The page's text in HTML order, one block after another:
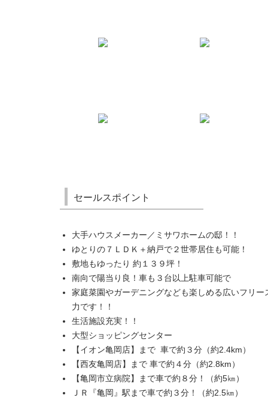
セールスポイント
大手ハウスメーカー／ミサワホームの邸！！
ゆとりの７ＬＤＫ＋納戸で２世帯居住も可能！
敷地もゆったり 約１３９坪！
南向で陽当り良！車も３台以上駐車可能で
家庭菜園やガーデニングなども楽しめる広いフリー
力です！！
生活施設充実！！
大型ショッピングセンター
【イオン亀岡店】まで 車で約３分（約2.4km）
【西友亀岡店】まで 車で約４分（約2.8km）
【亀岡市立病院】まで車で約８分！（約5㎞）
ＪＲ『亀岡』駅まで車で約３分！（約2.5㎞）